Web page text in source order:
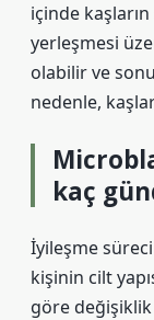
içinde
yerleşmesi
olabilir ve
nedenle,
kaç
İyileşme
kişinin cilt
göre